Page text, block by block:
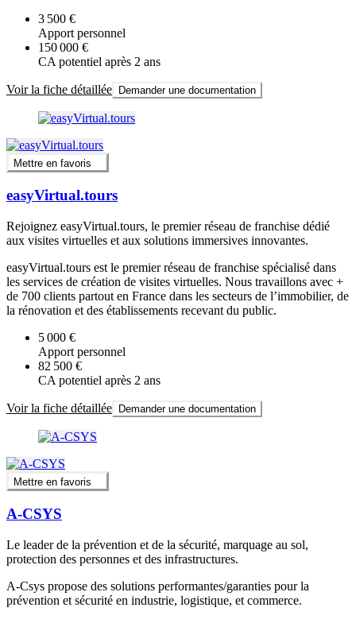
3 500 €
Apport personnel
150 000 €
CA potentiel après 2 ans
Voir la fiche détaillée Demander une documentation
Mettre en favoris
easyVirtual.tours
Rejoignez easyVirtual.tours, le premier réseau de franchise dédié
aux visites virtuelles et aux solutions immersives innovantes.
easyVirtual.tours est le premier réseau de franchise spécialisé dans
les services de création de visites virtuelles. Nous travaillons avec +
de 700 clients partout en France dans les secteurs de l’immobilier, de
la rénovation et des établissements recevant du public.
5 000 €
Apport personnel
82 500 €
CA potentiel après 2 ans
Voir la fiche détaillée Demander une documentation
Mettre en favoris
A-CSYS
Le leader de la prévention et de la sécurité, marquage au sol,
protection des personnes et des infrastructures.
A-Csys propose des solutions performantes/garanties pour la
prévention et sécurité en industrie, logistique, et commerce.